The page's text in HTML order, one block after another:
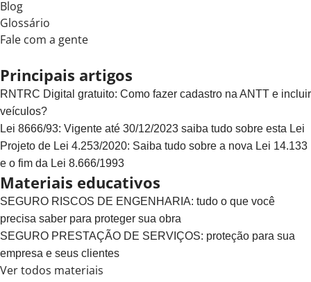
Blog
Glossário
Fale com a gente
Principais artigos
RNTRC Digital gratuito: Como fazer cadastro na ANTT e incluir
veículos?
Lei 8666/93: Vigente até 30/12/2023 saiba tudo sobre esta Lei
Projeto de Lei 4.253/2020: Saiba tudo sobre a nova Lei 14.133
e o fim da Lei 8.666/1993
Materiais educativos
SEGURO RISCOS DE ENGENHARIA: tudo o que você
precisa saber para proteger sua obra
SEGURO PRESTAÇÃO DE SERVIÇOS: proteção para sua
empresa e seus clientes
Ver todos materiais